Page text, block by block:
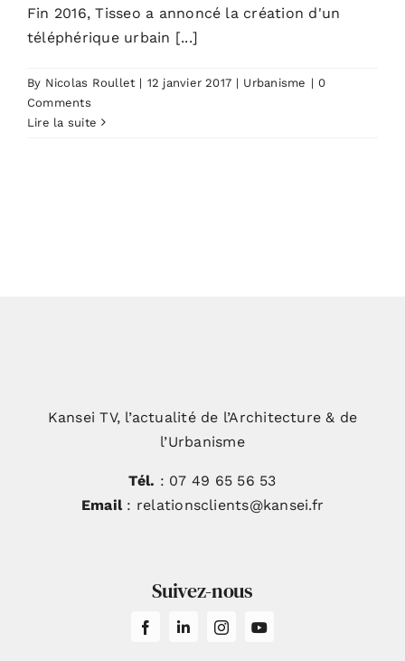
Fin 2016, Tisseo a annoncé la création d'un
téléphérique urbain [...]
By Nicolas Roullet | 12 janvier 2017 | Urbanisme | 0
Comments
Lire la suite
Kansei TV, l’actualité de l’Architecture & de
l’Urbanisme
Tél. : 07 49 65 56 53
Email: relationsclients@kansei.fr
Suivez-nous